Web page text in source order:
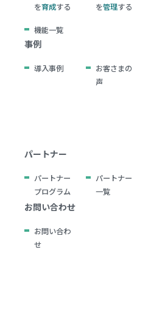
を育成する
を管理する
機能一覧
事例
導入事例
お客さまの
声
パートナー
パートナー
プログラム
パートナー
一覧
お問い合わせ
お問い合わ
せ